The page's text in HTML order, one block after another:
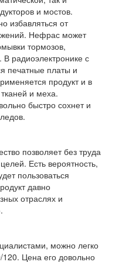
и мостов.
избавляться от
Нефрас может
тормозов,
радиоэлектронике с
печатные платы и
продукт и в
и меха.
быстро сохнет и
позволяет без труда
Есть вероятность,
пользоваться
давно
отраслях и
можно легко
Цена его довольно